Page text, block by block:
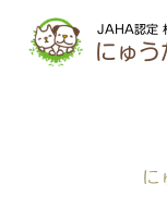
JAHA認定
にゅう
に